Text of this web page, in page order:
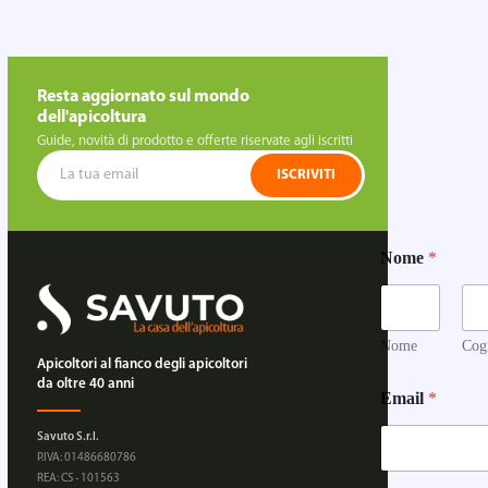
Resta aggiornato sul mondo
dell'apicoltura
Guide, novità di prodotto e offerte riservate agli iscritti
ISCRIVITI
Apicoltori al fianco degli apicoltori
da oltre 40 anni
Savuto S.r.l.
P.IVA: 01486680786
REA: CS - 101563
Nome *
Nome
Email *